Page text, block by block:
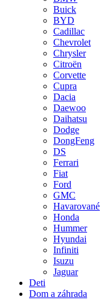
Buick
BYD
Cadillac
Chevrolet
Chrysler
Citroën
Corvette
Cupra
Dacia
Daewoo
Daihatsu
Dodge
DongFeng
DS
Ferrari
Fiat
Ford
GMC
Havarované
Honda
Hummer
Hyundai
Infiniti
Isuzu
Jaguar
Deti
Dom a záhrada